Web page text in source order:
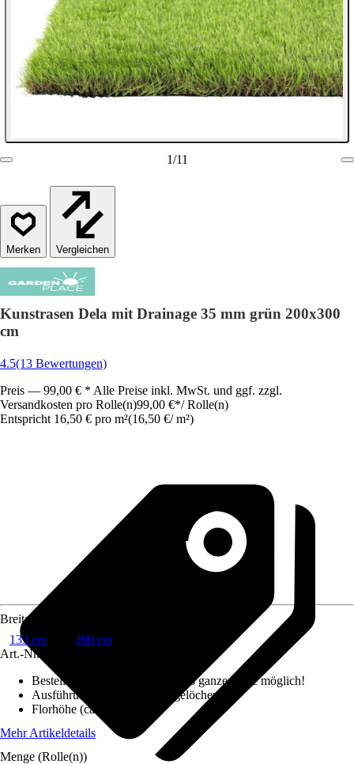
1/11
Vergleichen
Kunstrasen Dela mit Drainage 35 mm grün 200x300
cm
4.5(13 Bewertungen)
Preis — 99,00 € * Alle Preise inkl. MwSt. und ggf. zzgl.
Versandkosten pro Rolle(n)99,00 €*/ Rolle(n)
Entspricht 16,50 € pro m²(16,50 €/ m²)
Breite
133 cm
200 cm
Art.-Nr.
Bestellhinweis
Abnahme nur als ganze Rolle möglich!
Ausführung Rücken
Drainagelöcher
Florhöhe (ca.)
Mehr Artikeldetails
Menge (Rolle(n))